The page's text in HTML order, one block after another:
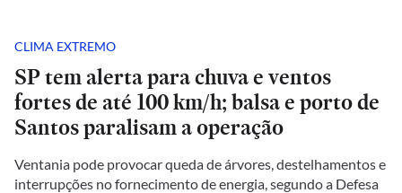
CLIMA EXTREMO
SP tem alerta para chuva e ventos
fortes de até 100 km/h; balsa e porto de
Santos paralisam a operação
Ventania pode provocar queda de árvores, destelhamentos e
interrupções no fornecimento de energia, segundo a Defesa